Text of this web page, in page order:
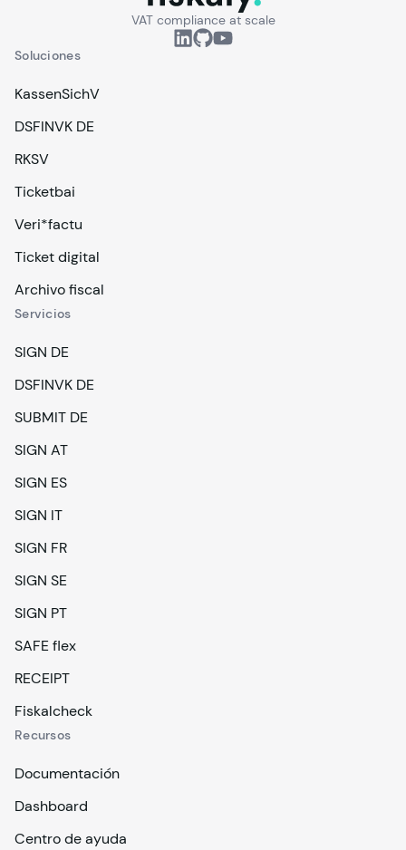
VAT compliance at scale
Soluciones
KassenSichV
DSFINVK DE
RKSV
Ticketbai
Veri*factu
Ticket digital
Archivo fiscal
Servicios
SIGN DE
DSFINVK DE
SUBMIT DE
SIGN AT
SIGN ES
SIGN IT
SIGN FR
SIGN SE
SIGN PT
SAFE flex
RECEIPT
Fiskalcheck
Recursos
Documentación
Dashboard
Centro de ayuda